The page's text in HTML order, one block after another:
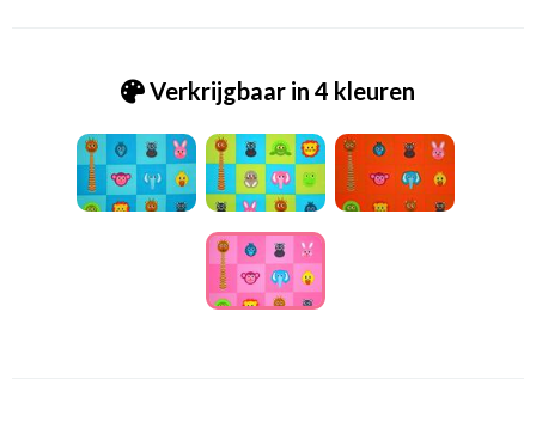
Verkrijgbaar in 4 kleuren